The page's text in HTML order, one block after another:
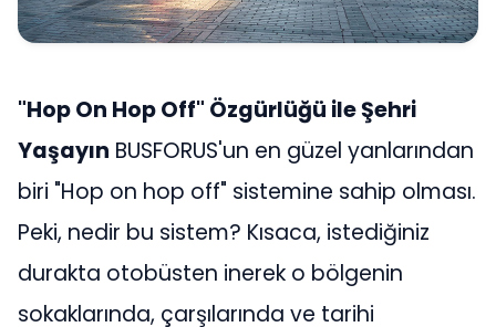
"Hop On Hop Off" Özgürlüğü ile Şehri
Yaşayın BUSFORUS'un en güzel yanlarından
biri "Hop on hop off" sistemine sahip olması.
Peki, nedir bu sistem? Kısaca, istediğiniz
durakta otobüsten inerek o bölgenin
sokaklarında, çarşılarında ve tarihi